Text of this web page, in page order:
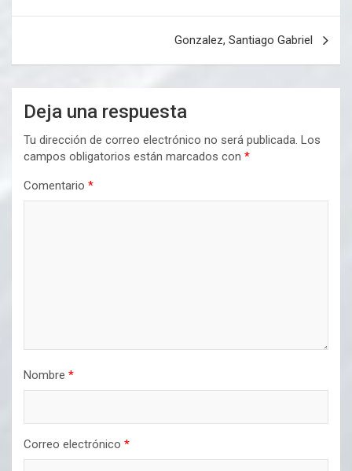
Gonzalez, Santiago Gabriel
Deja una respuesta
Tu dirección de correo electrónico no será publicada. Los
campos obligatorios están marcados con *
Comentario *
Nombre *
Correo electrónico *